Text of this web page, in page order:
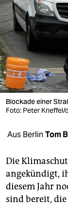
berlin
nord
wahrheit
verlag
verlag
shop
fragen & hilfe
unterstützen
abo
Blockade einer
Foto: Peter Kneffel/
Aus Berlin Tom
Die
angekündigt,
diesem Jahr
sind bereit,